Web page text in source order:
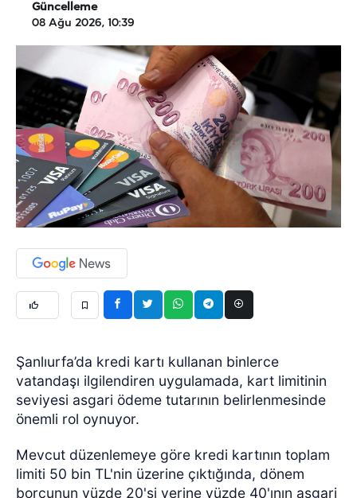
Güncelleme
08 Ağu 2026, 10:39
Şanlıurfa’da kredi kartı kullanan binlerce
vatandaşı ilgilendiren uygulamada, kart limitinin
seviyesi asgari ödeme tutarının belirlenmesinde
önemli rol oynuyor.
Mevcut düzenlemeye göre kredi kartının toplam
limiti 50 bin TL'nin üzerine çıktığında, dönem
borcunun yüzde 20'si yerine yüzde 40'ının asgari